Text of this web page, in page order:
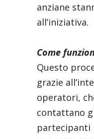
anziane
all’iniziativa.
Come
Questo
grazie
operatori,
contattano
partecipanti